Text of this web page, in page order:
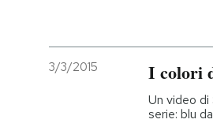
3/3/2015 I colori
Un video
serie: blu